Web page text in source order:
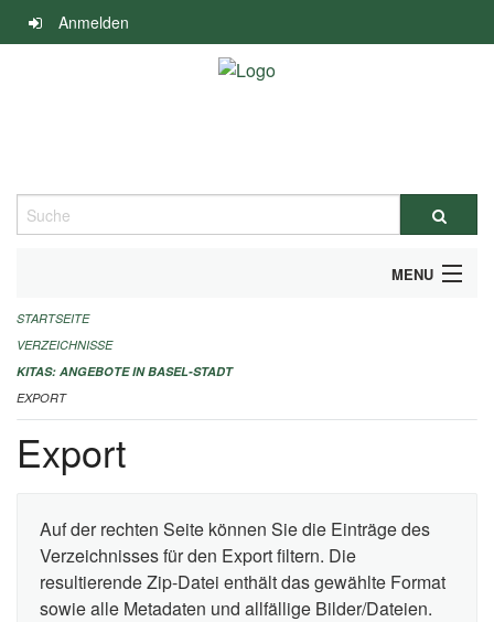
Navigation
überspringen
Anmelden
Suche
MENU
ALLGEMEINE INFORMATIONEN
IMPRESSUM
STARTSEITE
VERZEICHNISSE
KITAS: ANGEBOTE IN BASEL-STADT
EXPORT
Export
Auf der rechten Seite können Sie die Einträge des
Verzeichnisses für den Export filtern. Die
resultierende Zip-Datei enthält das gewählte Format
sowie alle Metadaten und allfällige Bilder/Dateien.